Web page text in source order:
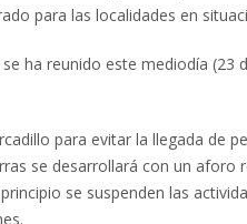
para las localidades en
ha reunido este mediodía
para evitar la llegada de
se desarrollará con un
se suspenden las